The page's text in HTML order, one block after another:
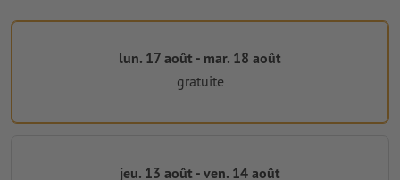
lun. 17 août - mar. 18 août
gratuite
jeu. 13 août - ven. 14 août